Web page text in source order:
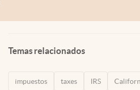
Temas relacionados
impuestos taxes IRS